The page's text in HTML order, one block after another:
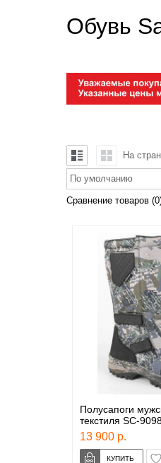
Обувь
На
По умолчанию
Сравнение товаров
Полусапоги
текстиля SC-
13 900 р.